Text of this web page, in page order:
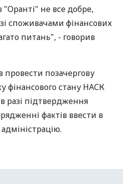
не все добре,
споживачами фінансових
питань", - говорив
провести позачергову
фінансового стану НАСК
разі підтвердження
фактів ввести в